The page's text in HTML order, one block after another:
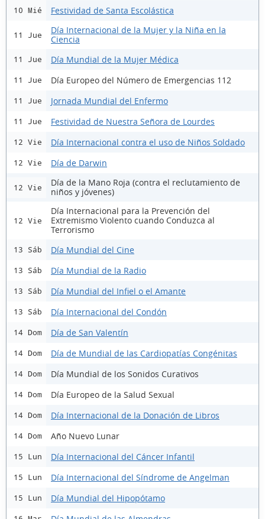
10 Mié Festividad de Santa Escolástica
11 Jue
Día Internacional de la Mujer y la Niña en la
Ciencia
11 Jue Día Mundial de la Mujer Médica
11 Jue Día Europeo del Número de Emergencias 112
11 Jue Jornada Mundial del Enfermo
11 Jue Festividad de Nuestra Señora de Lourdes
12 Vie Día Internacional contra el uso de Niños Soldado
12 Vie Día de Darwin
12 Vie
Día de la Mano Roja (contra el reclutamiento de
niños y jóvenes)
12 Vie
Día Internacional para la Prevención del
Extremismo Violento cuando Conduzca al
Terrorismo
13 Sáb Día Mundial del Cine
13 Sáb Día Mundial de la Radio
13 Sáb Día Mundial del Infiel o el Amante
13 Sáb Día Internacional del Condón
14 Dom Día de San Valentín
14 Dom Día de Mundial de las Cardiopatías Congénitas
14 Dom Día Mundial de los Sonidos Curativos
14 Dom Día Europeo de la Salud Sexual
14 Dom Día Internacional de la Donación de Libros
14 Dom Año Nuevo Lunar
15 Lun Día Internacional del Cáncer Infantil
15 Lun Día Internacional del Síndrome de Angelman
15 Lun Día Mundial del Hipopótamo